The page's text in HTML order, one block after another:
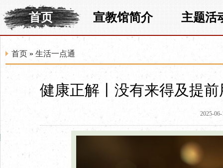
首页 宣教馆简介 主题活
首页 » 生活一点通
健康正解丨没有来得及提
2025-